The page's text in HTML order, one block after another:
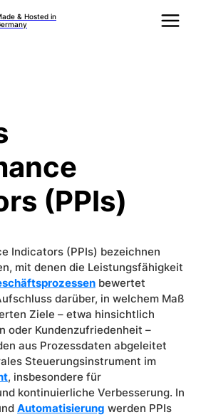
& Hosted in
(PPIs)
Indicators (PPIs) bezeichnen
mit denen die Leistungsfähigkeit
bewertet
darüber, in welchem Maß
Ziele – etwa hinsichtlich
oder Kundenzufriedenheit –
aus Prozessdaten abgeleitet
Steuerungsinstrument im
, insbesondere für
kontinuierliche Verbesserung. In
Automatisierung werden PPIs